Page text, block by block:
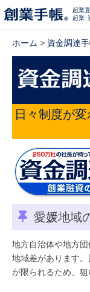
起業
起業･
ホーム > 資金調達
日々制度が変
愛媛地域
地方自治体や地方
地域差があります
が限られるため、狙